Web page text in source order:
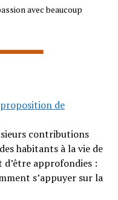
avec beaucoup
de
contributions
habitants à la vie de
approfondies :
s’appuyer sur la